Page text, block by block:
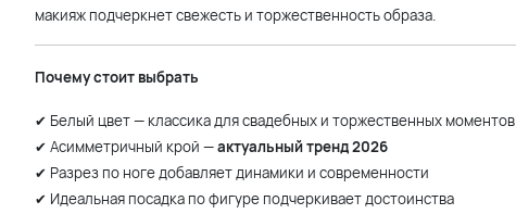
макияж подчеркнет свежесть и торжественность образа.
Почему стоит выбрать
✔ Белый цвет — классика для свадебных и торжественных моментов
✔ Асимметричный крой —актуальный тренд 2026
✔ Разрез по ноге добавляет динамики и современности
✔ Идеальная посадка по фигуре подчеркивает достоинства